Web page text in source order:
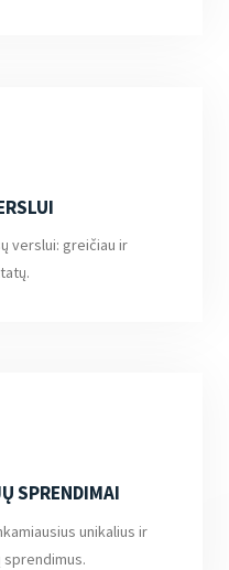
verslui: greičiau ir
SPRENDIMAI
unikalius ir